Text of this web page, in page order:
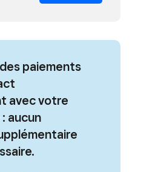
paiements
avec votre
aucun